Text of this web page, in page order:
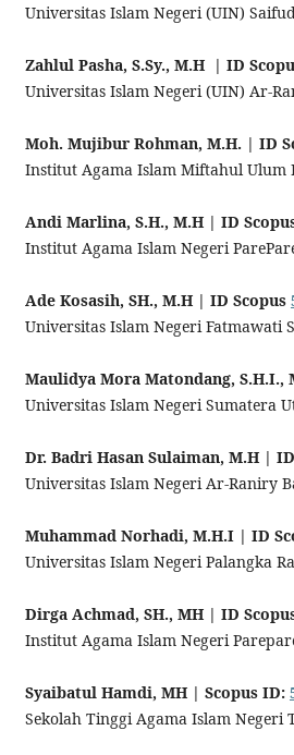
Universitas Islam Negeri (UIN)
Zahlul Pasha, S.Sy., M.H | ID
Universitas Islam Negeri (UIN) Ar-
Moh. Mujibur Rohman, M.H. | ID
Institut Agama Islam Miftahul Ulum
Andi Marlina, S.H., M.H | ID
Institut Agama Islam Negeri
Ade Kosasih, SH., M.H | ID Scopus
Universitas Islam Negeri Fatmawati
Maulidya Mora Matondang, S.H.I.,
Universitas Islam Negeri Sumatera
Dr. Badri Hasan Sulaiman, M.H |
Universitas Islam Negeri Ar-Raniry
Muhammad Norhadi, M.H.I | ID
Universitas Islam Negeri Palangka
Dirga Achmad, SH., MH | ID
Institut Agama Islam Negeri
Syaibatul Hamdi, MH | Scopus ID:
Sekolah Tinggi Agama Islam